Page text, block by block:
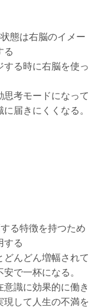
態は右脳のイメー
る
する時に右脳を使っ
考モードになって
届きにくくなる。
る特徴を持つため
する
どんどん増幅されて
で一杯になる。
識に効果的に働き
現して人生の不満を